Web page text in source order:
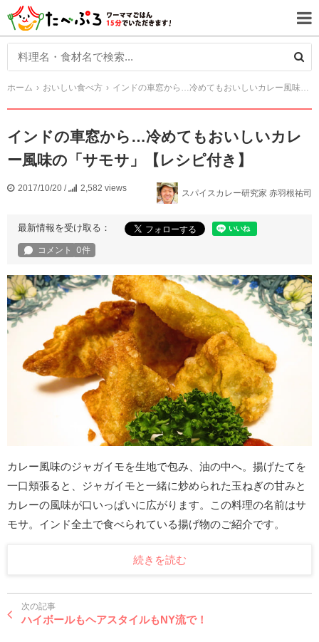
ホーム おいしい食べ方 インドの車窓から…冷めてもおいしいカレー風味の「サモサ」【レシピ付き】
インドの車窓から…冷めてもおいしいカレ
ー風味の「サモサ」【レシピ付き】
2017/10/20 / 2,582 views スパイスカレー研究家 赤羽根祐司
最新情報を受け取る：
カレー風味のジャガイモを生地で包み、油の中へ。揚げたてを
一口頬張ると、ジャガイモと一緒に炒められた玉ねぎの甘みと
カレーの風味が口いっぱいに広がります。この料理の名前はサ
モサ。インド全土で食べられている揚げ物のご紹介です。
続きを読む
次の記事
ハイボールもヘアスタイルもNY流で！